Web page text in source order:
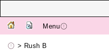
Menu
> Rush B